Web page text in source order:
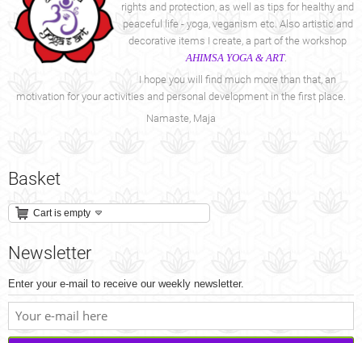
rights and protection, as well as tips for healthy and
peaceful life - yoga, veganism etc. Also artistic and
decorative items I create, a part of the workshop
AHIMSA YOGA & ART.
I hope you will find much more than that, an
motivation for your activities and personal development in the first place.
Namaste, Maja
Basket
Cart is empty
Newsletter
Enter your e-mail to receive our weekly newsletter.